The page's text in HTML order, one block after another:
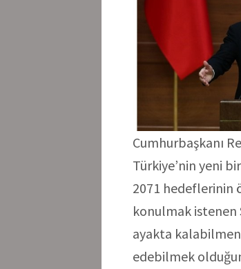
Cumhurbaşkanı
Türkiye’nin yeni
2071 hedeflerinin
konulmak istenen
ayakta
edebilmek